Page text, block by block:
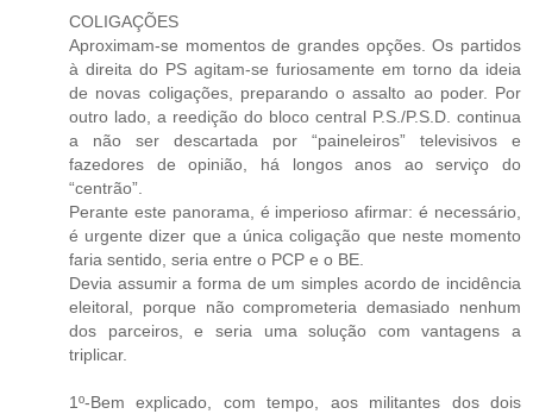
COLIGAÇÕES
Aproximam-se momentos de grandes opções. Os partidos
à direita do PS agitam-se furiosamente em torno da ideia
de novas coligações, preparando o assalto ao poder. Por
outro lado, a reedição do bloco central P.S./P.S.D. continua
a não ser descartada por “paineleiros” televisivos e
fazedores de opinião, há longos anos ao serviço do
“centrão”.
Perante este panorama, é imperioso afirmar: é necessário,
é urgente dizer que a única coligação que neste momento
faria sentido, seria entre o PCP e o BE.
Devia assumir a forma de um simples acordo de incidência
eleitoral, porque não comprometeria demasiado nenhum
dos parceiros, e seria uma solução com vantagens a
triplicar.
1º-Bem explicado, com tempo, aos militantes dos dois